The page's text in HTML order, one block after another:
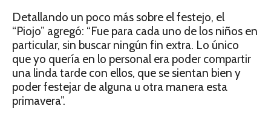
Detallando un poco más sobre el festejo, el
“Piojo” agregó: “Fue para cada uno de los niños en
particular, sin buscar ningún fin extra. Lo único
que yo quería en lo personal era poder compartir
una linda tarde con ellos, que se sientan bien y
poder festejar de alguna u otra manera esta
primavera”.